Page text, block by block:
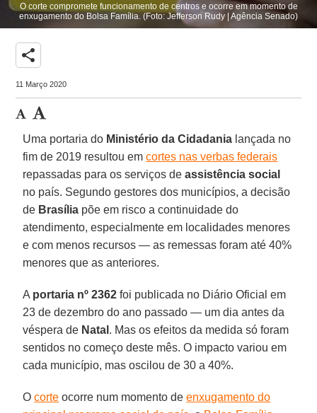
O corte compromete funcionamento de centros e ocorre em momento de
enxugamento do Bolsa Família. (Foto: Jefferson Rudy | Agência Senado)
share
11 Março 2020
Uma portaria do Ministério da Cidadania lançada no
fim de 2019 resultou emcortes nas verbas federais
repassadas para os serviços deassistência social
no país. Segundo gestores dos municípios, a decisão
de Brasília põe em risco a continuidade do
atendimento, especialmente em localidades menores
e com menos recursos — as remessas foram até 40%
menores que as anteriores.
A portaria nº 2362 foi publicada no Diário Oficial em
23 de dezembro do ano passado — um dia antes da
véspera de Natal . Mas os efeitos da medida só foram
sentidos no começo deste mês. O impacto variou em
cada município, mas oscilou de 30 a 40%.
Ocorte ocorre num momento deenxugamento do